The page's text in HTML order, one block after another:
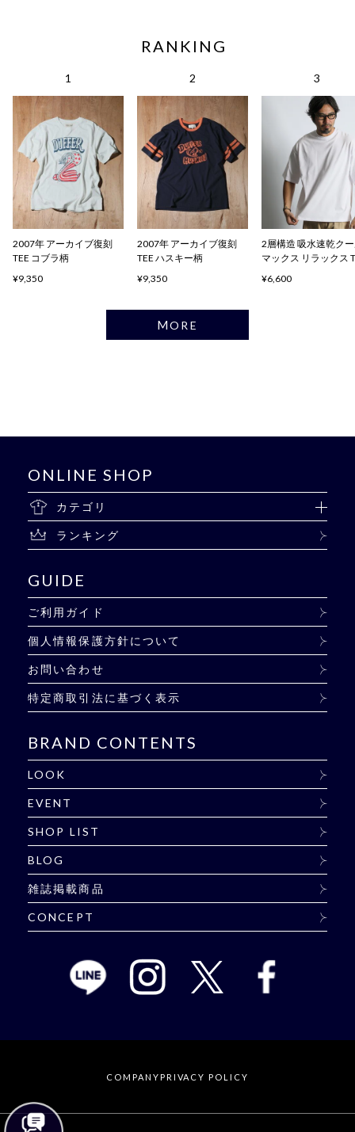
RANKING
2007年 アーカイブ復刻
TEE コブラ柄
¥9,350
2007年 アーカイブ復刻
TEE ハスキー柄
¥9,350
2層構造 吸水速乾ク
マックス リラックス
¥6,600
MORE
ONLINE SHOP
カテゴリ
ランキング
GUIDE
ご利用ガイド
個人情報保護方針について
お問い合わせ
特定商取引法に基づく表示
BRAND CONTENTS
LOOK
EVENT
SHOP LIST
BLOG
雑誌掲載商品
CONCEPT
COMPANYPRIVACY POLICY